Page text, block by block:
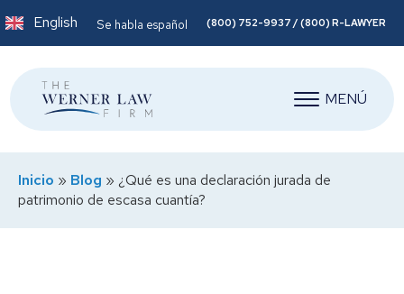
English Se habla español (800) 752-9937 / (800) R-LAWYER
MENÚ
Inicio » Blog » ¿Qué es una declaración jurada de
patrimonio de escasa cuantía?